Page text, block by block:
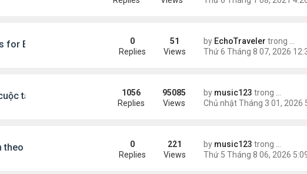
for Efficient Marketplace Trading Decisions by EchoTraveler trong
0
Replies
51
Views
tấn công phối hợp giữa Mỹ và Israel by music123 trong
1056
Replies
95085
Views
nơi sinh, mở rộng chống “du lịch sinh con”by music123 trong
0
Replies
221
Views